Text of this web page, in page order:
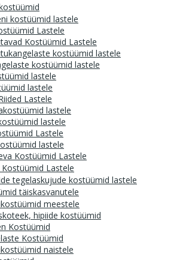
kostüümid lastele
Lastele
Kostüümid Lastele
kostüümid lastele
kostüümid lastele
lastele
lastele
Lastele
lastele
lastele
Lastele
lastele
Kostüümid Lastele
Lastele
tegelaskujude kostüümid lastele
täiskasvanutele
meestele
hipiide kostüümid
Kostüümid
Kostüümid
naistele